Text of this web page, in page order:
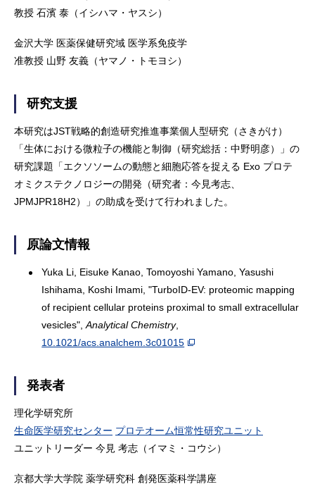
教授 石濱 泰（イシハマ・ヤスシ）
金沢大学 医薬保健研究域 医学系免疫学
准教授 山野 友義（ヤマノ・トモヨシ）
研究支援
本研究はJST戦略的創造研究推進事業個人型研究（さきがけ）
「生体における微粒子の機能と制御（研究総括：中野明彦）」の
研究課題「エクソソームの動態と細胞応答を捉える Exo プロテ
オミクステクノロジーの開発（研究者：今見考志、
JPMJPR18H2）」の助成を受けて行われました。
原論文情報
Yuka Li, Eisuke Kanao, Tomoyoshi Yamano, Yasushi
Ishihama, Koshi Imami, "TurboID-EV: proteomic mapping
of recipient cellular proteins proximal to small extracellular
vesicles",Analytical Chemistry,
10.1021/acs.analchem.3c01015
発表者
理化学研究所
生命医学研究センター プロテオーム恒常性研究ユニット
ユニットリーダー 今見 考志（イマミ・コウシ）
京都大学大学院 薬学研究科 創発医薬科学講座